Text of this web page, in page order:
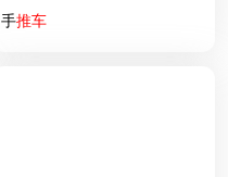
手推车